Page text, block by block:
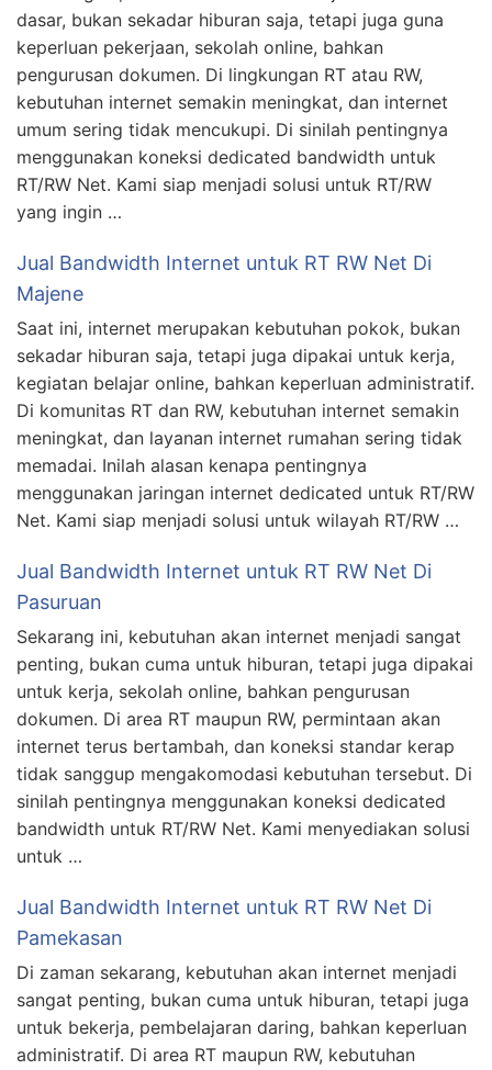
dasar, bukan sekadar hiburan saja, tetapi juga guna
keperluan pekerjaan, sekolah online, bahkan
pengurusan dokumen. Di lingkungan RT atau RW,
kebutuhan internet semakin meningkat, dan internet
umum sering tidak mencukupi. Di sinilah pentingnya
menggunakan koneksi dedicated bandwidth untuk
RT/RW Net. Kami siap menjadi solusi untuk RT/RW
yang ingin …
Jual Bandwidth Internet untuk RT RW Net Di
Majene
Saat ini, internet merupakan kebutuhan pokok, bukan
sekadar hiburan saja, tetapi juga dipakai untuk kerja,
kegiatan belajar online, bahkan keperluan administratif.
Di komunitas RT dan RW, kebutuhan internet semakin
meningkat, dan layanan internet rumahan sering tidak
memadai. Inilah alasan kenapa pentingnya
menggunakan jaringan internet dedicated untuk RT/RW
Net. Kami siap menjadi solusi untuk wilayah RT/RW …
Jual Bandwidth Internet untuk RT RW Net Di
Pasuruan
Sekarang ini, kebutuhan akan internet menjadi sangat
penting, bukan cuma untuk hiburan, tetapi juga dipakai
untuk kerja, sekolah online, bahkan pengurusan
dokumen. Di area RT maupun RW, permintaan akan
internet terus bertambah, dan koneksi standar kerap
tidak sanggup mengakomodasi kebutuhan tersebut. Di
sinilah pentingnya menggunakan koneksi dedicated
bandwidth untuk RT/RW Net. Kami menyediakan solusi
untuk …
Jual Bandwidth Internet untuk RT RW Net Di
Pamekasan
Di zaman sekarang, kebutuhan akan internet menjadi
sangat penting, bukan cuma untuk hiburan, tetapi juga
untuk bekerja, pembelajaran daring, bahkan keperluan
administratif. Di area RT maupun RW, kebutuhan